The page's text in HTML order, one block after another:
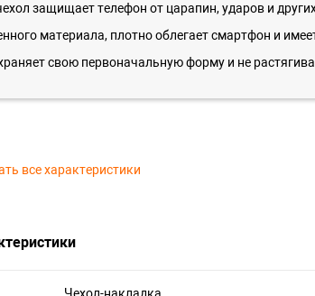
защищает телефон от царапин, ударов и
материала, плотно облегает смартфон и
свою первоначальную форму и не
все характеристики